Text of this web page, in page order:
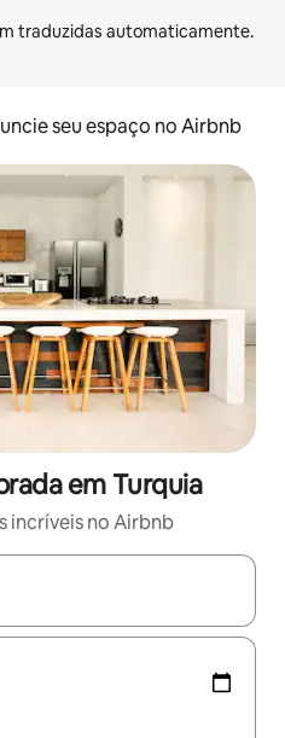
seu espaço no Airbnb
em Turquia
incríveis no Airbnb
disponíveis, explore-os